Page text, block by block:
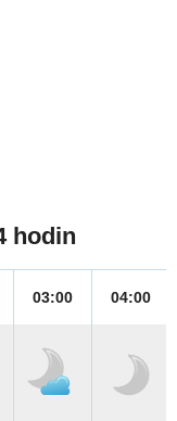
hodin
03:00 04:00